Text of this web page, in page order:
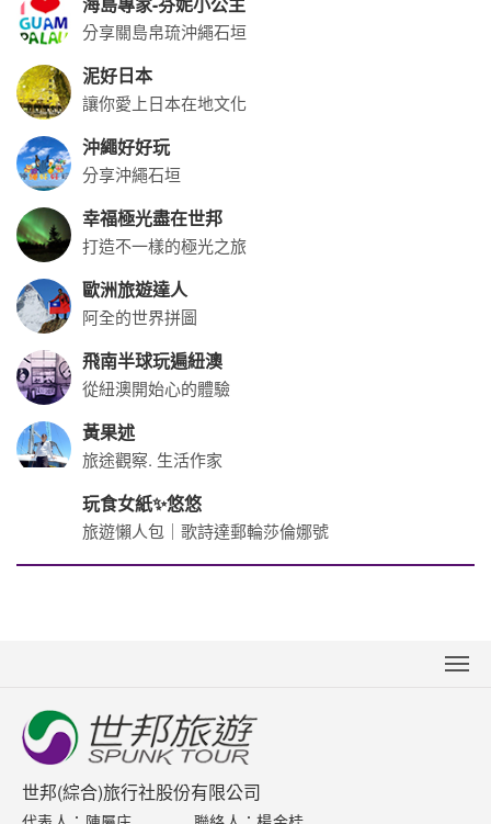
分享關島帛琉沖繩石垣
泥好日本
讓你愛上日本在地文化
沖繩好好玩
分享沖繩石垣
幸福極光盡在世邦
打造不一樣的極光之旅
歐洲旅遊達人
阿全的世界拼圖
飛南半球玩遍紐澳
從紐澳開始心的體驗
黃果述
旅途觀察. 生活作家
玩食女紙✨悠悠
旅遊懶人包｜歌詩達郵輪莎倫娜號
關於世邦
新聞中心
聯絡我們
世邦(綜合)旅行社股份有限公司